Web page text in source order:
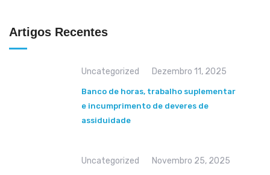
Artigos Recentes
Uncategorized Dezembro 11, 2025
Banco de horas, trabalho suplementar
e incumprimento de deveres de
assiduidade
Uncategorized Novembro 25, 2025